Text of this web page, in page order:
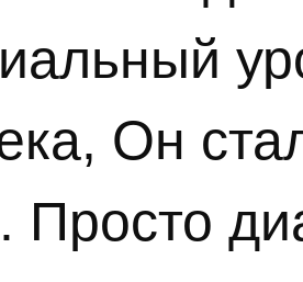
Он
Просто